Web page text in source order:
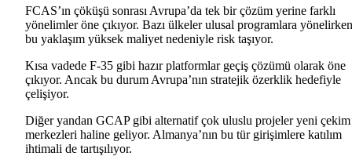
FCAS’ın çöküşü sonrası Avrupa’da tek bir çözüm yerine farklı
yönelimler öne çıkıyor. Bazı ülkeler ulusal programlara
bu yaklaşım yüksek maliyet nedeniyle risk taşıyor.
Kısa vadede F-35 gibi hazır platformlar geçiş çözümü olarak öne
çıkıyor. Ancak bu durum Avrupa’nın stratejik özerklik hedefiyle
çelişiyor.
Diğer yandan GCAP gibi alternatif çok uluslu projeler yeni çekim
merkezleri haline geliyor. Almanya’nın bu tür girişimlere katılım
ihtimali de tartışılıyor.